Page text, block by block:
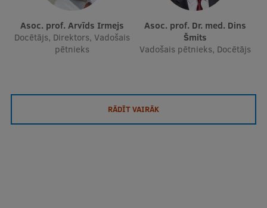
Asoc. prof. Arvīds Irmejs
Docētājs, Direktors, Vadošais
pētnieks
Asoc. prof. Dr. med. Dins
Šmits
Vadošais pētnieks, Docētājs
RĀDĪT VAIRĀK